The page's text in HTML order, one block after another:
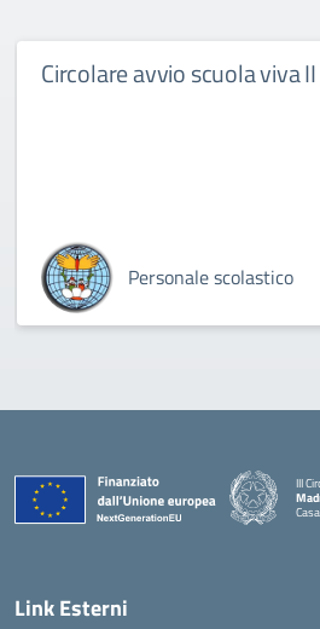
Circolare avvio scuola viva
Personale scolastico
III
—
Link Esterni